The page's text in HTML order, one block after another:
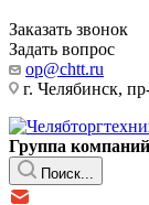
Заказать звонок
Задать вопрос
op@chtt.ru
г. Челябинск,
Группа
Поиск...